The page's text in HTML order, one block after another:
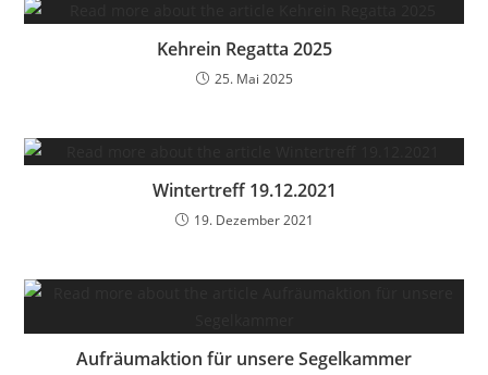
Kehrein Regatta 2025
25. Mai 2025
Wintertreff 19.12.2021
19. Dezember 2021
Aufräumaktion für unsere Segelkammer